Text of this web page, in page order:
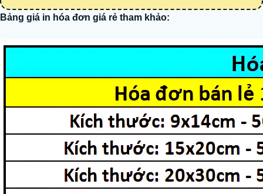
Bảng giá in hóa đơn giá rẻ tham khảo: